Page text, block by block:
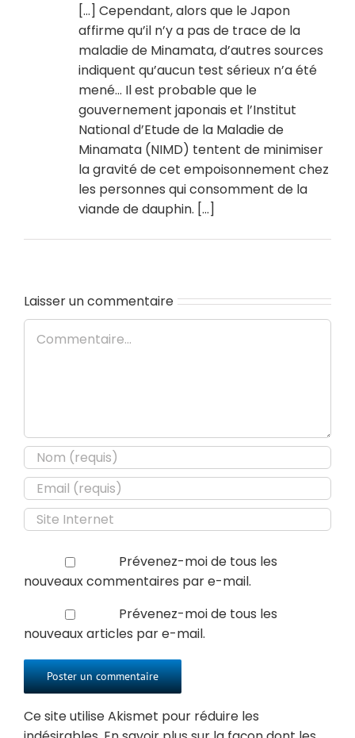
[…] Cependant, alors que le Japon
affirme qu’il n’y a pas de trace de la
maladie de Minamata, d’autres sources
indiquent qu’aucun test sérieux n’a été
mené… Il est probable que le
gouvernement japonais et l’Institut
National d’Etude de la Maladie de
Minamata (NIMD) tentent de minimiser
la gravité de cet empoisonnement chez
les personnes qui consomment de la
viande de dauphin. […]
Laisser un commentaire
Commentaire
Prévenez-moi de tous les
nouveaux commentaires par e-mail.
Prévenez-moi de tous les
nouveaux articles par e-mail.
Ce site utilise Akismet pour réduire les